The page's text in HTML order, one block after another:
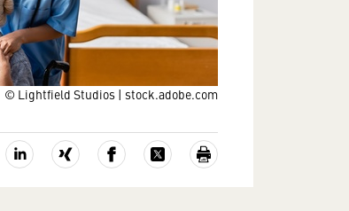
© Lightfield Studios | stock.adobe.com